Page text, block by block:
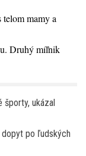
telom mamy a
Druhý míľnik
ukázal
dopyt po ľudských